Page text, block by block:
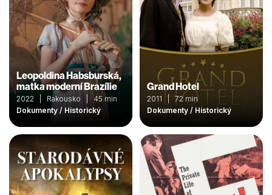
Leopoldina Habsburská,
matka moderní Brazílie
2022 | Rakousko | 45 min
Dokumenty / Historický
Grand Hotel
2011 | 72 min
Dokumenty / Historický